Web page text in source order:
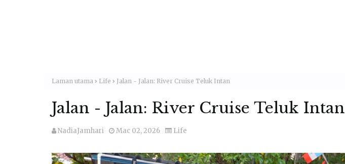
Laman utama Life Jalan - Jalan: River Cruise Teluk Intan
Jalan - Jalan: River Cruise Teluk Intan
NadiaJamhari Mac 02, 2026 Life